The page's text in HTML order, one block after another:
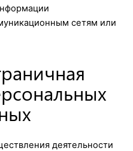
сетям или
деятельности